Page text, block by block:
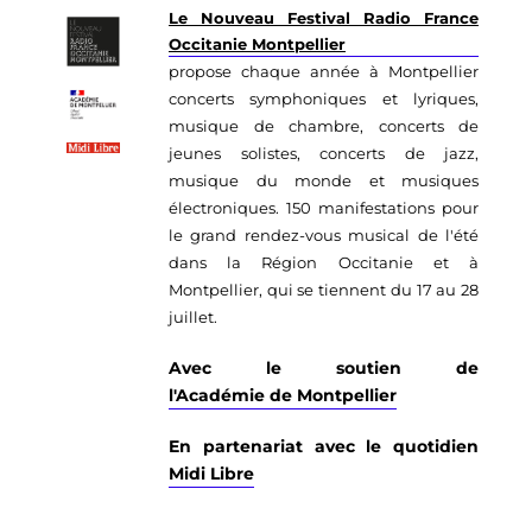
Le Nouveau Festival Radio France
Occitanie Montpellier
propose chaque année à Montpellier
concerts symphoniques et lyriques,
musique de chambre, concerts de
jeunes solistes, concerts de jazz,
musique du monde et musiques
électroniques. 150 manifestations pour
le grand rendez-vous musical de l'été
dans la Région Occitanie et à
Montpellier, qui se tiennent du 17 au 28
juillet.
Avec le soutien de
l'Académie de Montpellier
En partenariat avec le quotidien
Midi Libre